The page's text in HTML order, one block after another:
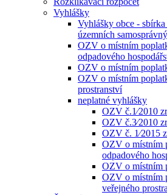
Vyhlášky
Vyhlášky obce -
územních
OZV o místním
odpadového
OZV o místním
OZV o místním
prostranství
neplatné vyhlášky
OZV č.1⁄2010
OZV č.3⁄2010
OZV č. 1⁄2015
OZV o místním
odpadového
OZV o místním
OZV o místním
veřejného